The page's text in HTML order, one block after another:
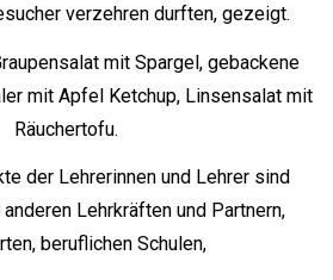
verzehren durften, gezeigt.
mit Spargel, gebackene
mit Apfel Ketchup, Linsensalat mit
Räuchertofu.
der Lehrerinnen und Lehrer sind
Lehrkräften und Partnern,
beruflichen Schulen,